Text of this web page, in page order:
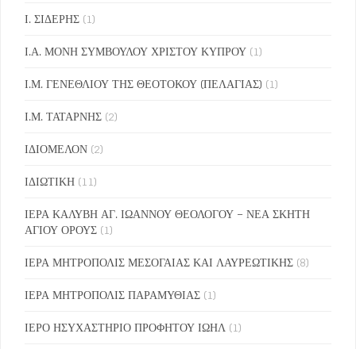
Ι. ΣΙΔΕΡΗΣ (1)
Ι.Α. ΜΟΝΗ ΣΥΜΒΟΥΛΟΥ ΧΡΙΣΤΟΥ ΚΥΠΡΟΥ (1)
Ι.Μ. ΓΕΝΕΘΛΙΟΥ ΤΗΣ ΘΕΟΤΟΚΟΥ (ΠΕΛΑΓΙΑΣ) (1)
Ι.Μ. ΤΑΤΑΡΝΗΣ (2)
ΙΔΙΟΜΕΛΟΝ (2)
ΙΔΙΩΤΙΚΗ (11)
ΙΕΡΑ ΚΑΛΥΒΗ ΑΓ. ΙΩΑΝΝΟΥ ΘΕΟΛΟΓΟΥ – ΝΕΑ ΣΚΗΤΗ
ΑΓΙΟΥ ΟΡΟΥΣ (1)
ΙΕΡΑ ΜΗΤΡΟΠΟΛΙΣ ΜΕΣΟΓΑΙΑΣ ΚΑΙ ΛΑΥΡΕΩΤΙΚΗΣ (8)
ΙΕΡΑ ΜΗΤΡΟΠΟΛΙΣ ΠΑΡΑΜΥΘΙΑΣ (1)
ΙΕΡΟ ΗΣΥΧΑΣΤΗΡΙΟ ΠΡΟΦΗΤΟΥ ΙΩΗΛ (1)